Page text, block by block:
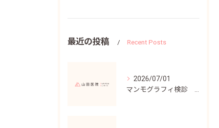
最近の投稿 Recent Posts
2026/07/01